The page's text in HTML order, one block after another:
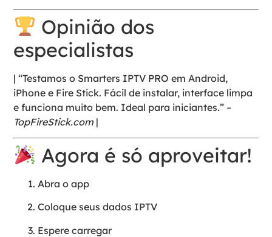
Opinião dos
especialistas
| “Testamos o Smarters IPTV PRO em Android,
iPhone e Fire Stick. Fácil de instalar, interface limpa
e funciona muito bem. Ideal para iniciantes.” –
TopFireStick.com|
Agora é só aproveitar!
Abra o app
Coloque seus dados IPTV
Espere carregar